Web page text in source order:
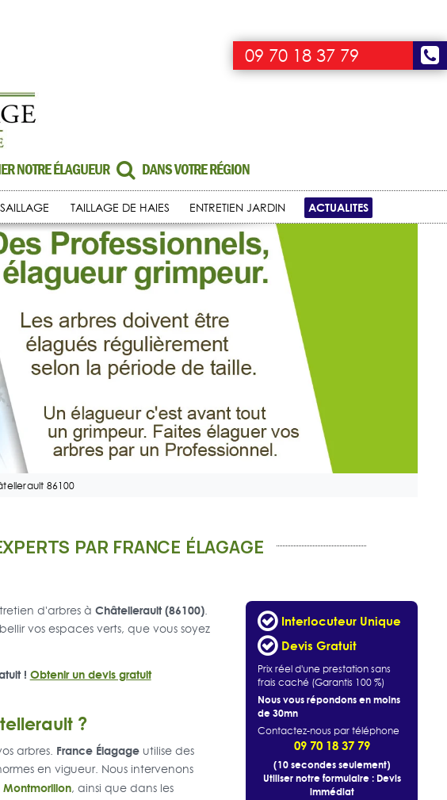
09 70 18 37 79
NOTRE ÉLAGUEUR DANS VOTRE RÉGION
TAILLAGE DE HAIES ENTRETIEN JARDIN ACTUALITES
86100
PAR FRANCE ÉLAGAGE
d'arbres à Châtellerault (86100).
vos espaces verts, que vous soyez
! Obtenir un devis gratuit
?
arbres. France Élagageutilise des
en vigueur. Nous intervenons
Montmorillon, ainsi que dans les
Interlocuteur Unique
Devis Gratuit
Prix réel d'une prestation sans
frais caché (Garantis 100 %)
Nous vous répondons en moins
de 30mn
Contactez-nous par téléphone
09 70 18 37 79
(10 secondes seulement)
Utiliser notre formulaire : Devis
immédiat